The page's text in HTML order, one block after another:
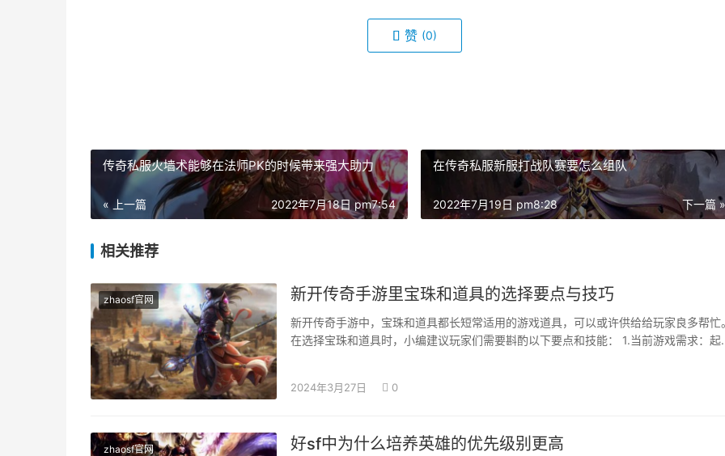
赞 (0)
传奇私服火墙术能够在法师PK的时候带来强大助力
« 上一篇 2022年7月18日 pm7:54
在传奇私服新服打战队赛要怎么组队
下一篇 »
2022年7月19日 pm8:28
相关推荐
zhaosf官网 新开传奇手游里宝珠和道具的选择要点与技巧
新开传奇手游中，宝珠和道具都长短常适用的游戏道具，可以或许供给给玩家良多帮忙
在选择宝珠和道具时，小编建议玩家们需要斟酌以下要点和技能： 1.当前游戏需求：起
2024年3月27日 0
zhaosf官网 好sf中为什么培养英雄的优先级别更高